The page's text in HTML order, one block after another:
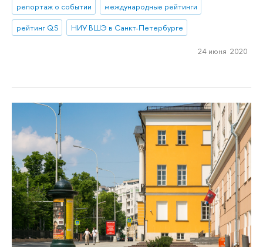
репортаж о событии
международные рейтинги
рейтинг QS
НИУ ВШЭ в Санкт-Петербурге
24 июня 2020